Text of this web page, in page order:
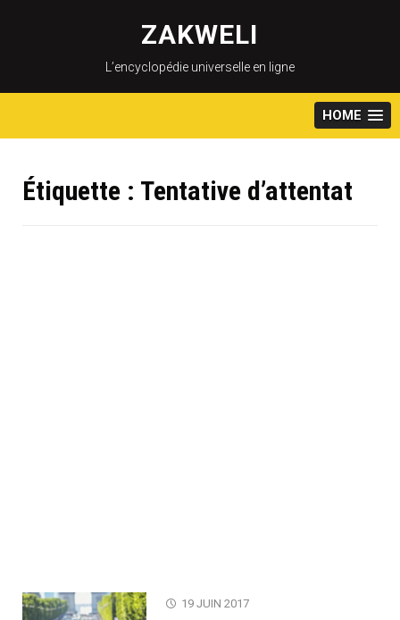
content
ZAKWELI
L’encyclopédie universelle en ligne
HOME
Étiquette : Tentative d’attentat
19 JUIN 2017